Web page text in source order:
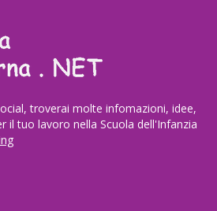
troverai molte infomazioni, idee,
il tuo lavoro nella Scuola dell'Infanzia